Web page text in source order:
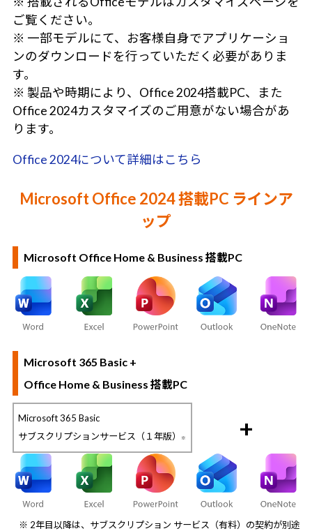
ご覧ください。
※ 一部モデルにて、お客様自身でアプリケーショ
ンのダウンロードを行っていただく必要がありま
す。
※ 製品や時期により、Office 2024搭載PC、また
Office 2024カスタマイズのご用意がない場合があ
ります。
Office 2024について詳細はこちら
Microsoft Office 2024 搭載PC ラインア
ップ
Microsoft Office Home & Business 搭載PC
Microsoft 365 Basic +
Office Home & Business 搭載PC
Microsoft 365 Basic
サブスクリプションサービス（１年版）
※ +
※ 2年目以降は、サブスクリプション サービス（有料）の契約が別途